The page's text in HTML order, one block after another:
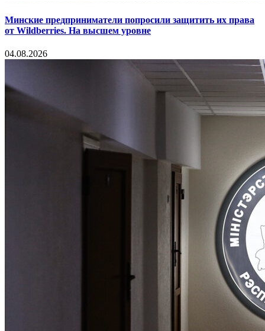
Минские предприниматели попросили защитить их права
от Wildberries. На высшем уровне
04.08.2026